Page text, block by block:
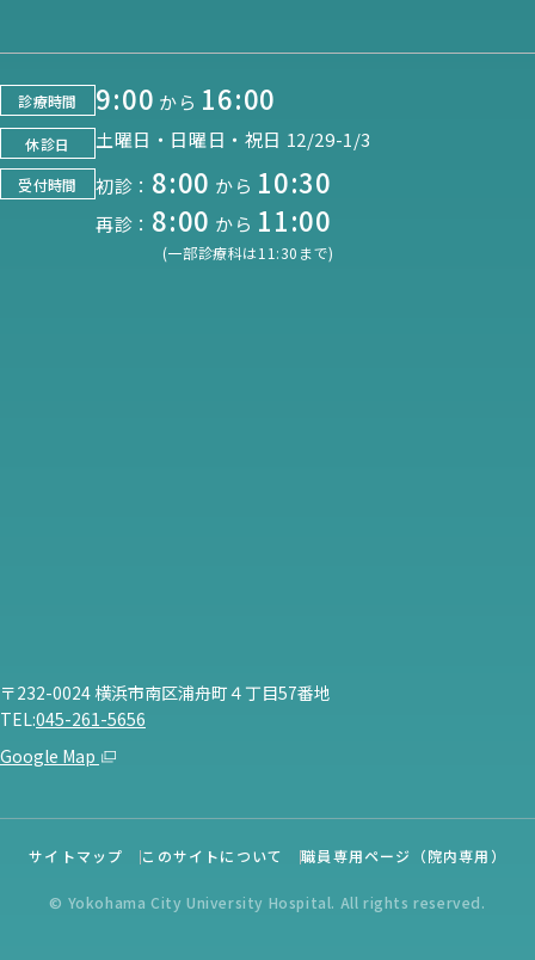
診療時間 9:00 から 16:00
休診日 土曜日・日曜日・祝日 12/29-1/3
受付時間 初診： 8:00 から 10:30
再診： 8:00 から 11:00
(一部診療科は11:30まで)
〒232-0024 横浜市南区浦舟町４丁目57番地
TEL:045-261-5656
Google Map
サイトマップ このサイトについて 職員専用ページ（院内専用）
© Yokohama City University Hospital. All rights reserved.